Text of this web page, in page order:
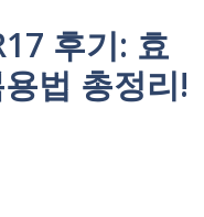
후기: 효
법 총정리!